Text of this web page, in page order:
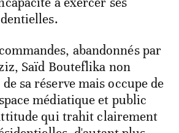
abandonnés par
Saïd Bouteflika non
sa réserve mais occupe de
médiatique et public
qui trahit clairement